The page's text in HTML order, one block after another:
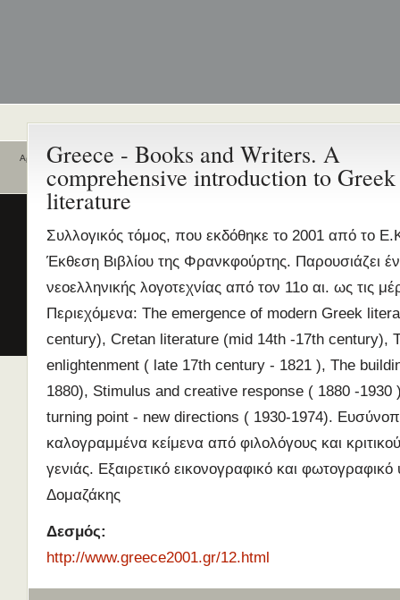
Greece - Books and Writers. A
comprehensive introduction to Greek
literature
Συλλογικός τόμος, που εκδόθηκε το 2001 από το
Έκθεση Βιβλίου της Φρανκφούρτης. Παρουσιάζει
νεοελληνικής λογοτεχνίας από τον 11ο αι. ως τις
Περιεχόμενα: Τhe emergence of modern Greek
century), Cretan literature (mid 14th -17th century),
enlightenment ( late 17th century - 1821 ), The
1880), Stimulus and creative response ( 1880 -1930
turning point - new directions ( 1930-1974).
καλογραμμένα κείμενα από φιλολόγους και
γενιάς. Εξαιρετικό εικονογραφικό και φωτογραφικό
Δομαζάκης
Δεσμός:
http://www.greece2001.gr/12.html
Αρχική
Ποιοι είναι εδώ
Είναι εδώ αυτή τη στιγμή
1 επισκέπτης
Ενεργά θέματα
Διδασκαλία της Ελληνικής ως
(Εξ Αποστάσεως) από το Παν/
Λευκωσίας σε συνεργασία με
Πρώτο Διεθνές Συνέδριο
Νεοελληνικών Σπουδών
Εδώ Πολυτεχνείο!
Τα διδακτικά εγχειρίδια
περισσότερα